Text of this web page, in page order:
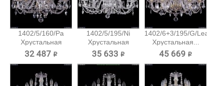
1402/5/160/Pa
Хрустальная
подвесная...
32 487 ₽
1402/5/195/Ni
Хрустальная
подвесная...
35 633 ₽
1402/6+3/195/G/Leafs
Хрустальная...
45 669 ₽